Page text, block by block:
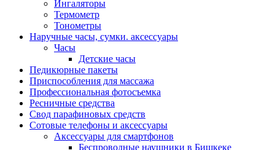
Ингаляторы
Термометр
Тонометры
Наручные часы, сумки. аксессуары
Часы
Детские часы
Педикюрные пакеты
Приспособления для массажа
Профессиональная фотосъемка
Ресничные средства
Свод парафиновых средств
Сотовые телефоны и аксессуары
Аксессуары для смартфонов
Беспроводные наушники в Бишкеке